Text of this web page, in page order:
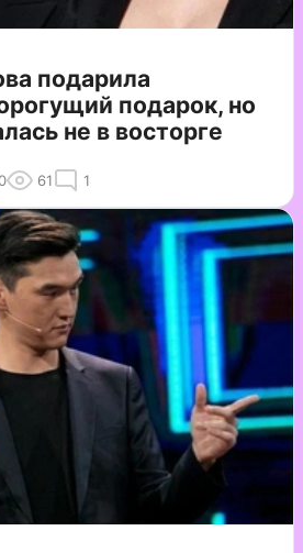
подарила
подарок, но
не в восторге
61 1